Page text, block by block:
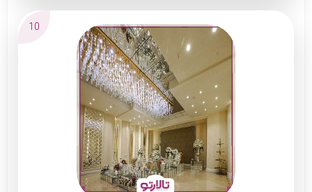
مهندسان طراحی شده است. دیزاین ورودی تالار و
جایگاه اختصاصی عروس و داماد از ویژگی‌های
جذاب تالار فرمانیه بوده و آن را به بهترین تالار در
شمال تهران تبدیل کرده است.
پذیرایی غذا و نوشیدنی باکیفیت
نورپردازی و دکوراسیون حرفه‌ای
سیستم صوتی و تصویری پیشرفته
10